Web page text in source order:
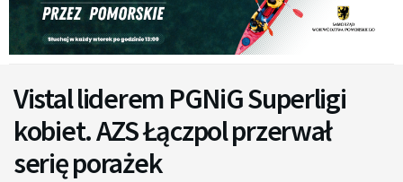
Vistal liderem PGNiG Superligi
kobiet. AZS Łączpol przerwał
serię porażek